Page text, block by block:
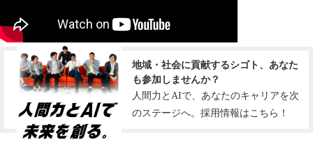
地域・社会に貢献するシゴト、あなた
も参加しませんか？
人間力とAIで、あなたのキャリアを次
のステージへ。採用情報はこちら！